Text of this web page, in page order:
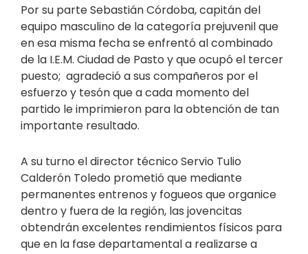
Por su parte Sebastián Córdoba, capitán del
equipo masculino de la categoría prejuvenil que
en esa misma fecha se enfrentó al combinado
de la I.E.M. Ciudad de Pasto y que ocupó el tercer
puesto; agradeció a sus compañeros por el
esfuerzo y tesón que a cada momento del
partido le imprimieron para la obtención de tan
importante resultado.
A su turno el director técnico Servio Tulio
Calderón Toledo prometió que mediante
permanentes entrenos y fogueos que organice
dentro y fuera de la región, las jovencitas
obtendrán excelentes rendimientos físicos para
que en la fase departamental a realizarse a